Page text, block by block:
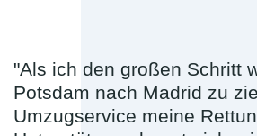
"Als ich den großen Schritt
Potsdam nach Madrid zu
Umzugservice meine